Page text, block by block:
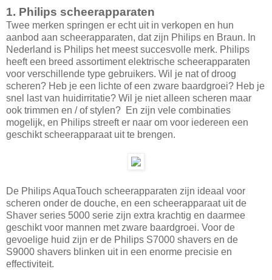
1. Philips scheerapparaten
Twee merken springen er echt uit in verkopen en hun
aanbod aan scheerapparaten, dat zijn Philips en Braun. In
Nederland is Philips het meest succesvolle merk. Philips
heeft een breed assortiment elektrische scheerapparaten
voor verschillende type gebruikers. Wil je nat of droog
scheren? Heb je een lichte of een zware baardgroei? Heb je
snel last van huidirritatie? Wil je niet alleen scheren maar
ook trimmen en / of stylen? En zijn vele combinaties
mogelijk, en Philips streeft er naar om voor iedereen een
geschikt scheerapparaat uit te brengen.
De Philips AquaTouch scheerapparaten zijn ideaal voor
scheren onder de douche, en een scheerapparaat uit de
Shaver series 5000 serie zijn extra krachtig en daarmee
geschikt voor mannen met zware baardgroei. Voor de
gevoelige huid zijn er de Philips S7000 shavers en de
S9000 shavers blinken uit in een enorme precisie en
effectiviteit.